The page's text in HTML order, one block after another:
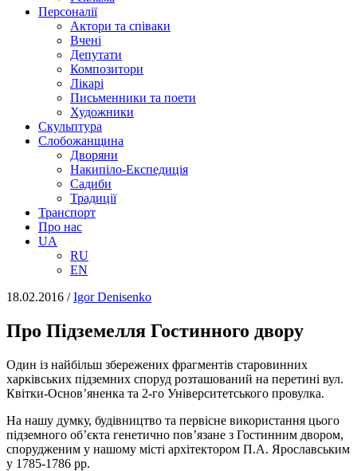
Персоналії
Актори та співаки
Вчені
Депутати
Композитори
Лікарі
Письменники та поети
Художники
Скульптура
Слобожанщина
Дворяни
Накипіло-Експедиція
Садиби
Традиції
Транспорт
Про нас
UA
RU
EN
18.02.2016 /Igor Denisenko
Про Підземелля Гостинного двору
Один із найбільш збережених фрагментів старовинних
харківських підземних споруд розташований на перетині вул.
Квітки-Основ’яненка та 2-го Університетського провулка.
На нашу думку, будівництво та первісне використання цього
підземного об’єкта генетично пов’язане з Гостинним двором,
спорудженим у нашому місті архітектором П.А. Ярославським
у 1785-1786 рр.